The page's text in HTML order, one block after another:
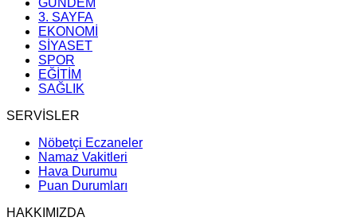
GÜNDEM
3. SAYFA
EKONOMİ
SİYASET
SPOR
EĞİTİM
SAĞLIK
SERVİSLER
Nöbetçi Eczaneler
Namaz Vakitleri
Hava Durumu
Puan Durumları
HAKKIMIZDA